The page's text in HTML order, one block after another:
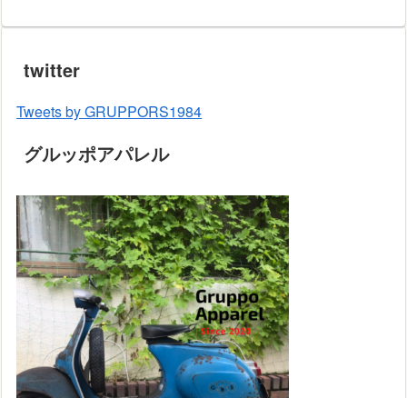
twitter
Tweets by GRUPPORS1984
グルッポアパレル